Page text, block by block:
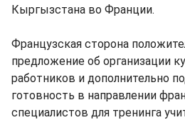
Кыргызстана во Франции.
Французская сторона
предложение об организации
работников и дополнительно
готовность в направлении
специалистов для тренинга